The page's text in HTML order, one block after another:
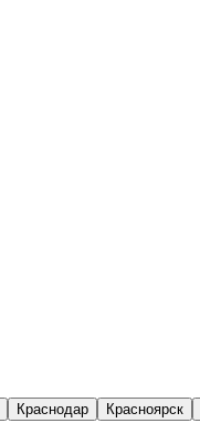
Краснодар Красноярск